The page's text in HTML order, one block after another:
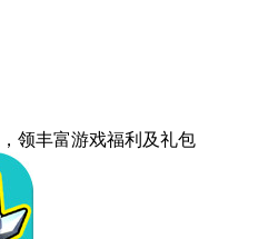
，领丰富游戏福利 及礼包